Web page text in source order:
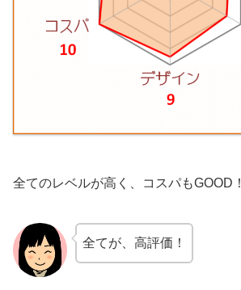
全てのレベルが高く、コスパもGOOD！
全てが、高評価！